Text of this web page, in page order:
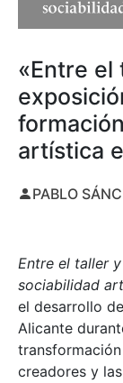
«Entre el
artística
PABLO
Entre el taller
sociabilidad
el desarrollo
Alicante
creadores y